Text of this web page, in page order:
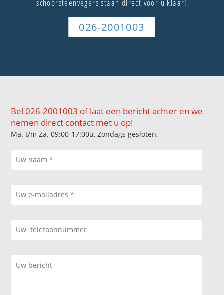
schoorsteenvegers staan direct voor u klaar!
026-2001003
Bel 026-2001003 of laat een bericht achter en we
nemen direct contact met u op!
Ma. t/m Za. 09:00-17:00u, Zondags gesloten.